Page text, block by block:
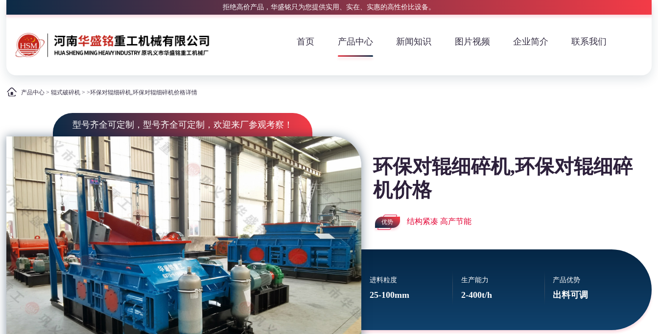
拒绝高价产品，华盛铭只为您提供实用、实在、实惠的高性价比设备。
首页 产品中心 新闻知识 图片视频 企业简介 联系我们
产品中心 >辊式破碎机 > >环保对辊细碎机,环保对辊细碎机价格详情
型号齐全可定制，型号齐全可定制，欢迎来厂参观考察！
环保对辊细碎机,环保对辊细碎
机价格
优势 结构紧凑 高产节能
进料粒度
25-100mm
生产能力
2-400t/h
产品优势
出料可调